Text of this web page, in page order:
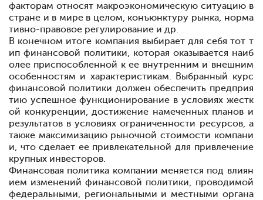
факторам относят макроэкономическую ситуацию в
стране и в мире в целом, конъюнктуру рынка, норма
тивно-правовое регулирование и др.
В конечном итоге компания выбирает для себя тот т
ип финансовой политики, которая оказывается наиб
олее приспособленной к ее внутренним и внешним
особенностям и характеристикам. Выбранный курс
финансовой политики должен обеспечить предприя
тию успешное функционирование в условиях жестк
ой конкуренции, достижение намеченных планов и
результатов в условиях ограниченности ресурсов, а
также максимизацию рыночной стоимости компани
и, что сделает ее привлекательной для привлечение
крупных инвесторов.
Финансовая политика компании меняется под влиян
ием изменений финансовой политики, проводимой
федеральными, региональными и местными органа